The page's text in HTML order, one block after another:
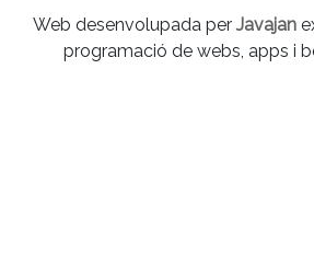
Web desenvolupada per Javajan
programació de webs, apps i